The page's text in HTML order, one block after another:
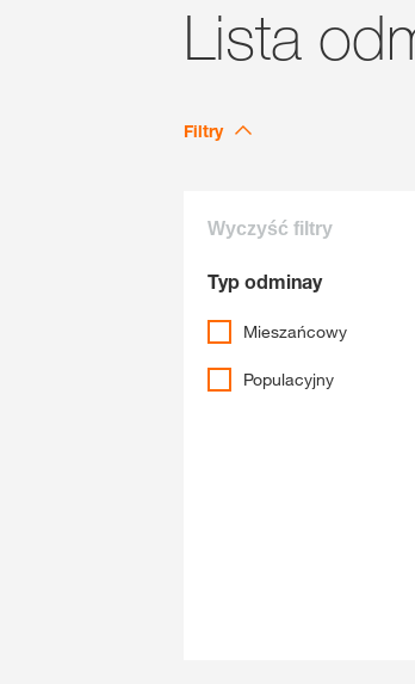
Lista
Filtry
Wyczyść filtry
Typ odminay
Mieszańcowy
Populacyjny